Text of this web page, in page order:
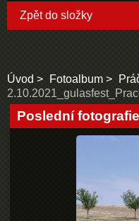
Zpět do složky
Úvod Fotoalbum
Poslední fotografie